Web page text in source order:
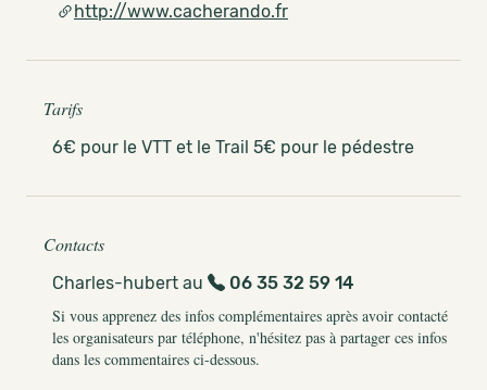
http://www.cacherando.fr
Tarifs
6€ pour le VTT et le Trail 5€ pour le pédestre
Contacts
Charles-hubert au
06 35 32 59 14
Si vous apprenez des infos complémentaires après avoir contacté
les organisateurs par téléphone, n'hésitez pas à partager ces infos
dans les commentaires ci-dessous.